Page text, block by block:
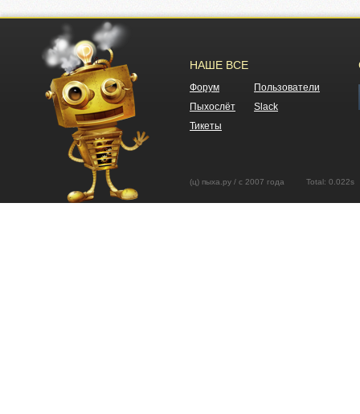
НАШЕ ВСЕ
Форум
Пользователи
Пыхослёт
Slack
Тикеты
(ц) пыха.ру / с 2007 года Total: